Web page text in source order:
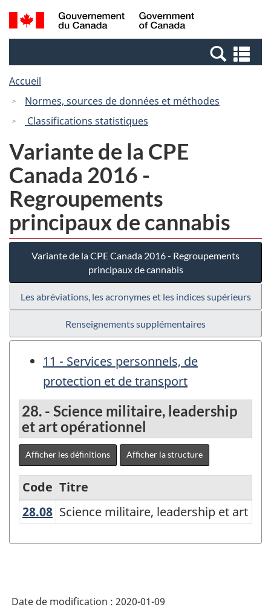
Passer
au
Passer
à
Canada
Recherche
et
et
Accueil
Normes, sources de données et méthodes
Classifications statistiques
Variante de la CPE
Canada 2016 -
Regroupements
principaux de cannabis
Variante de la CPE Canada 2016 - Regroupements
principaux de cannabis
Les abréviations, les acronymes et les indices supérieurs
Renseignements supplémentaires
11 - Services personnels, de
protection et de transport
28. - Science militaire, leadership
et art opérationnel
Afficher les définitions Afficher la structure
Variante
Canada
Code Titre
28.08 Science militaire, leadership et art
Science militaire, leadership et art
Date de modification : 2020-01-09